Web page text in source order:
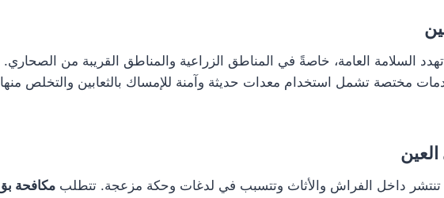
السلامة العامة، خاصةً في المناطق الزراعية والمناطق القريبة من الصحاري.
مختصة تشمل استخدام معدات حديثة وآمنة للإمساك بالثعابين والتخلص منها
داخل الفراش والأثاث وتتسبب في لدغات وحكة مزعجة. تتطلبمكافحة